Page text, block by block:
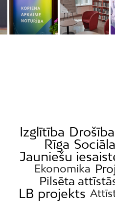
Izglītība Drošība
Rīga
Jauniešu
Ekonomika
Pilsēta
LB projekts